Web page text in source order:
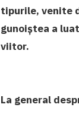
tipurile, venite
gunoiștea a
viitor.
La general